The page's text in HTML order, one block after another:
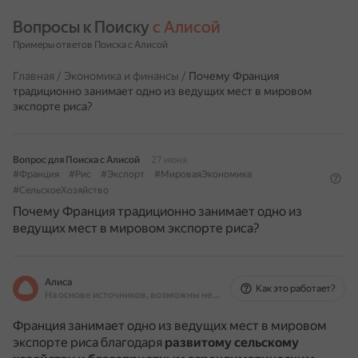
Вопросы к Поиску с Алисой
Примеры ответов Поиска с Алисой
Главная / Экономика и финансы / Почему Франция
традиционно занимает одно из ведущих мест в мировом
экспорте риса?
Вопрос для Поиска с Алисой
27 июня
#Франция
#Рис #Экспорт
#МироваяЭкономика
#СельскоеХозяйство
Почему Франция традиционно занимает одно из
ведущих мест в мировом экспорте риса?
Алиса
На основе источников, возможны неточности
Как это работает?
Франция занимает одно из ведущих мест в мировом
экспорте риса благодаря развитому сельскому